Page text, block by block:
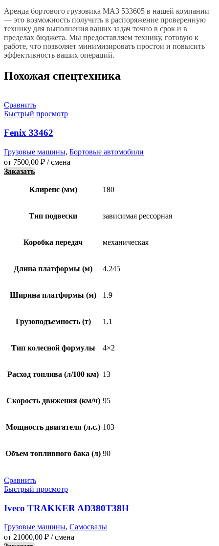
Аренда бортового грузовика МАЗ 533605 в нашей компании
— это возможность получить в распоряжение проверенную
технику для выполнения ваших задач точно в срок и в
пределах бюджета. Мы предоставляем технику, готовую к
работе, что позволяет минимизировать простои и повысить
эффективность ваших операций.
Похожая спецтехника
Сравнить
Быстрый просмотр
Fenix 33462
Грузовые машины, Бортовые автомобили
от 7500,00 ₽ / смена
Заказать
Клиренс (мм) 180
Тип подвески зависимая рессорная
Коробка передач механическая
Длина платформы (м) 4.245
Ширина платформы (м) 1.9
Грузоподъемность (т) 1.1
Тип колесной формулы 4×2
Расход топлива (л/100 км) 13
Скорость движения (км/ч) 95
Мощность двигателя (л.с.) 103
Объем топливного бака (л) 90
Сравнить
Быстрый просмотр
Iveco TRAKKER AD380T38H
Грузовые машины, Самосвалы
от 21000,00 ₽ / смена